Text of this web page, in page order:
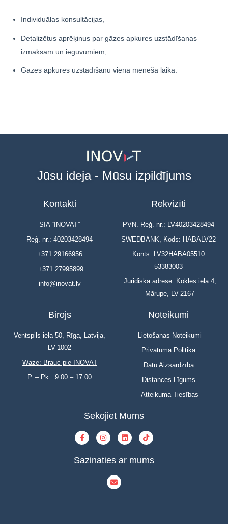
Individuālas konsultācijas,
Detalizētus aprēķinus par gāzes apkures uzstādīšanas
izmaksām un ieguvumiem;
Gāzes apkures uzstādīšanu viena mēneša laikā.
Jūsu ideja - Mūsu izpildījums
Kontakti
SIA “INOVAT”
Reģ. nr.: 40203428494
+371 29166956
+371 27995899
info@inovat.lv
Rekvizīti
PVN. Reģ. nr.: LV40203428494
SWEDBANK, Kods: HABALV22
Konts: LV32HABA05510
53383003
Juridiskā adrese: Kokles iela 4,
Mārupe, LV-2167
Birojs
Ventspils iela 50, Rīga, Latvija,
LV-1002
Waze: Brauc pie INOVAT
P. – Pk.: 9.00 – 17.00
Noteikumi
Lietošanas Noteikumi
Privātuma Politika
Datu Aizsardzība
Distances Līgums
Atteikuma Tiesības
Sekojiet Mums
Sazinaties ar mums